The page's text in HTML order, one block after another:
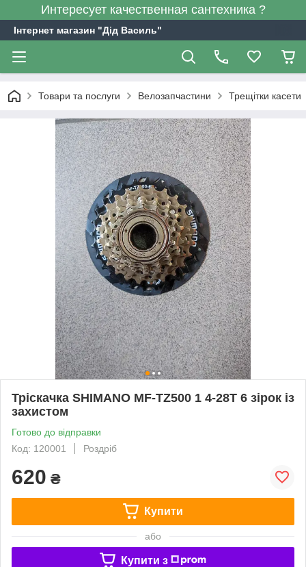
Интересует качественная сантехника ?
Інтернет магазин "Дід Василь"
Товари та послуги Велозапчастини Трещітки касети
Тріскачка SHIMANO MF-TZ500 1 4-28Т 6 зірок із
захистом
Готово до відправки
Код: 120001
Роздріб
620 ₴
Купити
або
Купити з